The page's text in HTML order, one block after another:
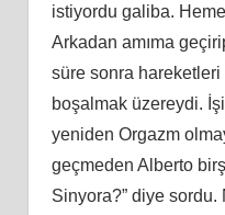
istiyordu galiba.
Arkadan amıma
süre sonra hareketleri
boşalmak üzereydi.
yeniden Orgazm
geçmeden Alberto
Sinyora?” diye sordu.